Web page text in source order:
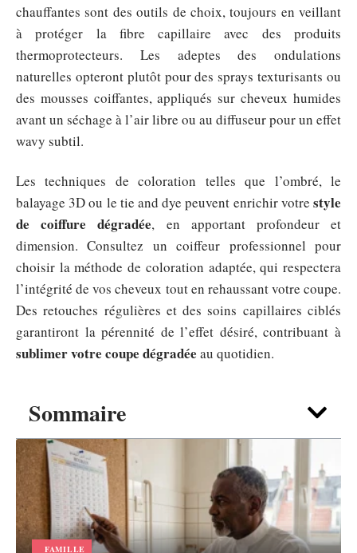
Sommaire
FAMILLE
chauffantes sont des outils de choix, toujours en veillant
à protéger la fibre capillaire avec des produits
thermoprotecteurs. Les adeptes des ondulations
naturelles opteront plutôt pour des sprays texturisants ou
des mousses coiffantes, appliqués sur cheveux humides
avant un séchage à l’air libre ou au diffuseur pour un effet
wavy subtil.
Les techniques de coloration telles que l’ombré, le
balayage 3D ou le tie and dye peuvent enrichir votre style
de coiffure dégradée, en apportant profondeur et
dimension. Consultez un coiffeur professionnel pour
choisir la méthode de coloration adaptée, qui respectera
l’intégrité de vos cheveux tout en rehaussant votre coupe.
Des retouches régulières et des soins capillaires ciblés
garantiront la pérennité de l’effet désiré, contribuant à
sublimer votre coupe dégradée au quotidien.